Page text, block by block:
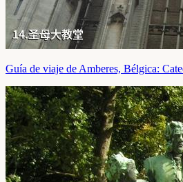
Guía de viaje de Amberes, Bélgica: